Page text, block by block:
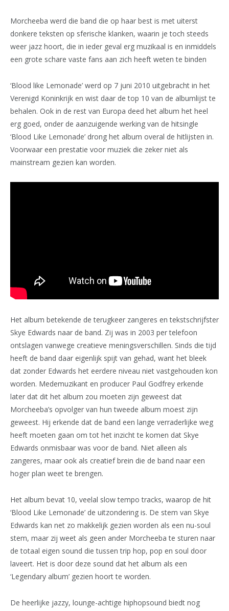
Morcheeba werd die band die op haar best is met uiterst
donkere teksten op sferische klanken, waarin je toch steeds
weer jazz hoort, die in ieder geval erg muzikaal is en inmiddels
een grote schare vaste fans aan zich heeft weten te binden
‘Blood like Lemonade’ werd op 7 juni 2010 uitgebracht in het
Verenigd Koninkrijk en wist daar de top 10 van de albumlijst te
behalen. Ook in de rest van Europa deed het album het heel
erg goed, onder de aanzuigende werking van de hitsingle
‘Blood Like Lemonade’ drong het album overal de hitlijsten in.
Voorwaar een prestatie voor muziek die zeker niet als
mainstream gezien kan worden.
Het album betekende de terugkeer zangeres en tekstschrijfster
Skye Edwards naar de band. Zij was in 2003 per telefoon
ontslagen vanwege creatieve meningsverschillen. Sinds die tijd
heeft de band daar eigenlijk spijt van gehad, want het bleek
dat zonder Edwards het eerdere niveau niet vastgehouden kon
worden. Medemuzikant en producer Paul Godfrey erkende
later dat dit het album zou moeten zijn geweest dat
Morcheeba’s opvolger van hun tweede album moest zijn
geweest. Hij erkende dat de band een lange verraderlijke weg
heeft moeten gaan om tot het inzicht te komen dat Skye
Edwards onmisbaar was voor de band. Niet alleen als
zangeres, maar ook als creatief brein die de band naar een
hoger plan weet te brengen.
Het album bevat 10, veelal slow tempo tracks, waarop de hit
‘Blood Like Lemonade’ de uitzondering is. De stem van Skye
Edwards kan net zo makkelijk gezien worden als een nu-soul
stem, maar zij weet als geen ander Morcheeba te sturen naar
de totaal eigen sound die tussen trip hop, pop en soul door
laveert. Het is door deze sound dat het album als een
‘Legendary album’ gezien hoort te worden.
De heerlijke jazzy, lounge-achtige hiphopsound biedt nog